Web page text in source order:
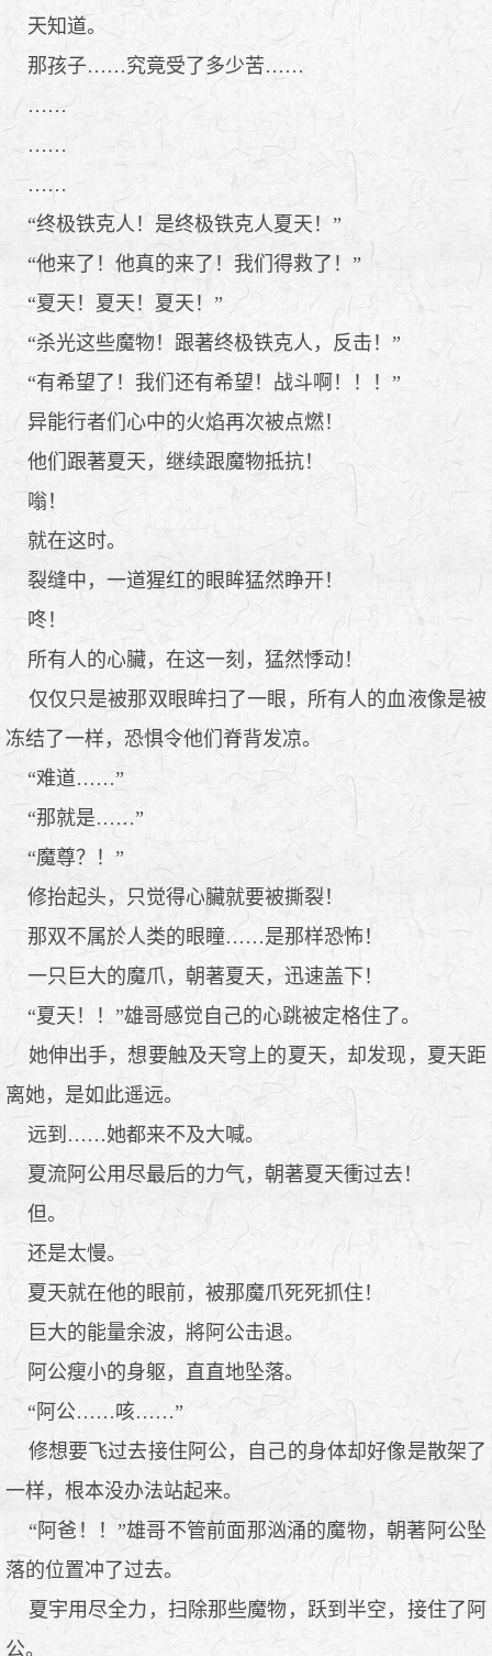
天知道。
那孩子……究竟受了多少苦……
……
……
……
“终极铁克人！是终极铁克人夏天！”
“他来了！他真的来了！我们得救了！”
“夏天！夏天！夏天！”
“杀光这些魔物！跟著终极铁克人，反击！”
“有希望了！我们还有希望！战斗啊！！！”
异能行者们心中的火焰再次被点燃！
他们跟著夏天，继续跟魔物抵抗！
嗡！
就在这时。
裂缝中，一道猩红的眼眸猛然睁开！
咚！
所有人的心臟，在这一刻，猛然悸动！
仅仅只是被那双眼眸扫了一眼，所有人的血液像是被
冻结了一样，恐惧令他们脊背发凉。
“难道……”
“那就是……”
“魔尊？！”
修抬起头，只觉得心臟就要被撕裂！
那双不属於人类的眼瞳……是那样恐怖！
一只巨大的魔爪，朝著夏天，迅速盖下！
“夏天！！”雄哥感觉自己的心跳被定格住了。
她伸出手，想要触及天穹上的夏天，却发现，夏天距
离她，是如此遥远。
远到……她都来不及大喊。
夏流阿公用尽最后的力气，朝著夏天衝过去！
但。
还是太慢。
夏天就在他的眼前，被那魔爪死死抓住！
巨大的能量余波，將阿公击退。
阿公瘦小的身躯，直直地坠落。
“阿公……咳……”
修想要飞过去接住阿公，自己的身体却好像是散架了
一样，根本没办法站起来。
“阿爸！！”雄哥不管前面那汹涌的魔物，朝著阿公坠
落的位置冲了过去。
夏宇用尽全力，扫除那些魔物，跃到半空，接住了阿
公。